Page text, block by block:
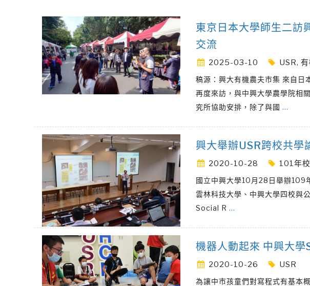
東京日本大學師生二訪
交流
2025-03-10 USR,
稿源：興大有機農夫市集 來自
再度來訪，與中興大學農學院相
究所協助安排，除了與國 …
興大舉辦USR跨校共學
2020-10-28 101年
國立中興大學10月28日舉辦109
雲林科技大學、中興大學四校與
Social R …
機器人動起來 中興大
2020-10-26 USR
為讓中市孩童們對寫程式有基本